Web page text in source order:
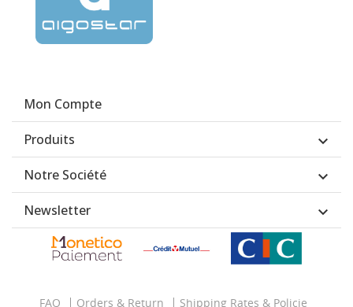
Mon Compte
Produits 
Notre Société 
Newsletter 
FAQ Orders & Return Shipping Rates & Policie